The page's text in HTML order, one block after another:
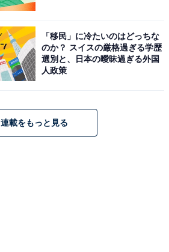
「移民」に冷たいのはどっちな
のか？ スイスの厳格過ぎる学歴
選別と、日本の曖昧過ぎる外国
人政策
連載をもっと見る